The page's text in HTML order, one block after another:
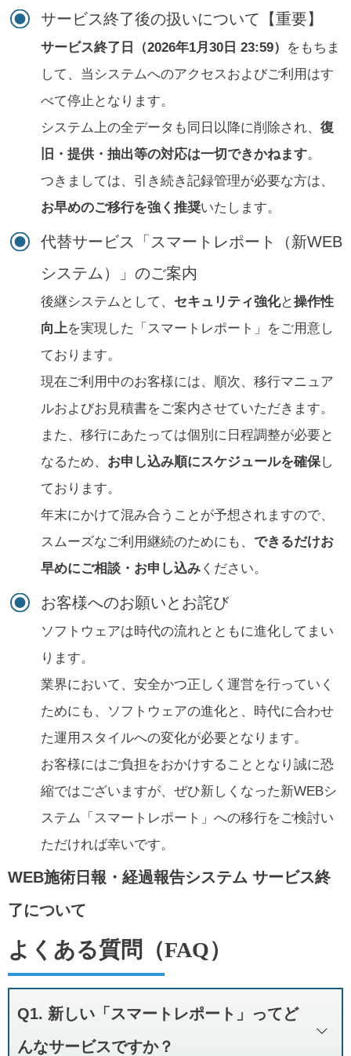
サービス終了後の扱いについて【重要】
サービス終了日（2026年1月30日 23:59）
をもちま
して、当システムへのアクセスおよびご利用はす
べて停止となります。
システム上の全データも同日以降に削除され、 復
旧・提供・抽出等の対応は一切できかねます。
つきましては、引き続き記録管理が必要な方は、
お早めのご移行を強く推奨いたします。
代替サービス「スマートレポート（新WEB
システム）」のご案内
後継システムとして、 セキュリティ強化と操作性
向上を実現した「スマートレポート」をご用意し
ております。
現在ご利用中のお客様には、順次、移行マニュア
ルおよびお見積書をご案内させていただきます。
また、移行にあたっては個別に日程調整が必要と
なるため、 お申し込み順にスケジュールを確保し
ております。
年末にかけて混み合うことが予想されますので、
スムーズなご利用継続のためにも、 できるだけお
早めにご相談・お申し込み ください。
お客様へのお願いとお詫び
ソフトウェアは時代の流れとともに進化してまい
ります。
業界において、安全かつ正しく運営を行っていく
ためにも、ソフトウェアの進化と、時代に合わせ
た運用スタイルへの変化が必要となります。
お客様にはご負担をおかけすることとなり誠に恐
縮ではございますが、ぜひ新しくなった新WEBシ
ステム「スマートレポート」への移行をご検討い
ただければ幸いです。
WEB施術日報・経過報告システム サービス終
了について
よくある質問（FAQ）
Q1. 新しい「スマートレポート」ってど
んなサービスですか？